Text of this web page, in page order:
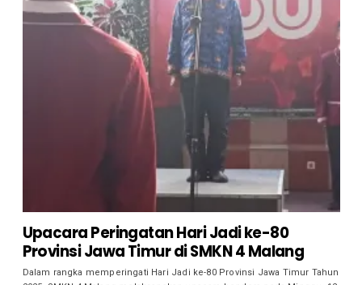
Upacara Peringatan Hari Jadi ke-80
Provinsi Jawa Timur di SMKN 4 Malang
Dalam rangka memperingati Hari Jadi ke-80 Provinsi Jawa Timur Tahun